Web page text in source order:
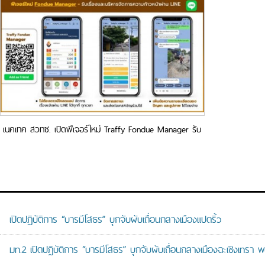
เนคเทค สวทช. เปิดฟีเจอร์ใหม่ Traffy Fondue Manager รับ
เปิดปฏิบัติการ “บารมีโสธร” บุกจับผับเถื่อนกลางเมืองแปดริ้ว
มท.2 เปิดปฏิบัติการ “บารมีโสธร” บุกจับผับเถื่อนกลางเมืองฉะเชิงเท